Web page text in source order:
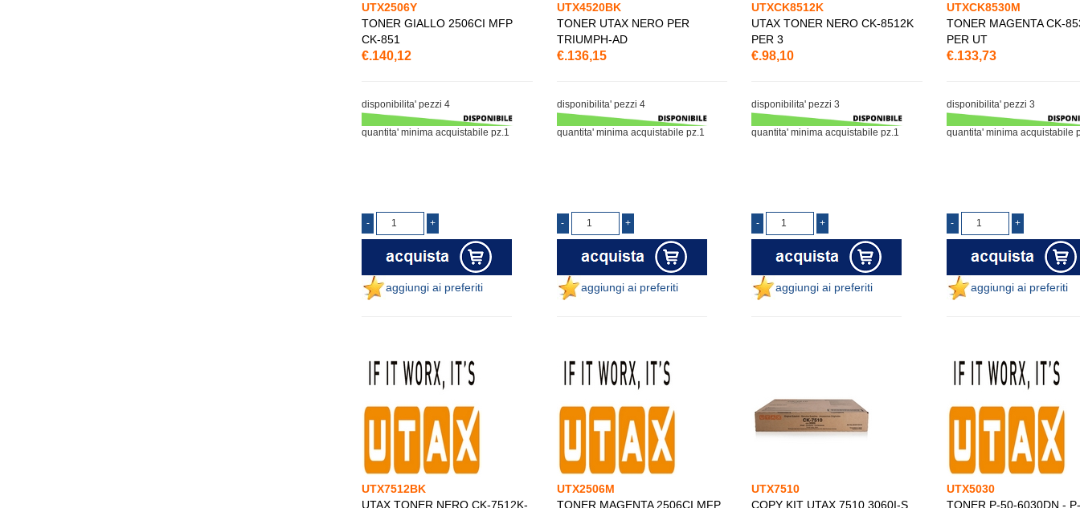
UTX2506Y
TONER GIALLO 2506CI MFP
CK-851
€.140,12
disponibilita' pezzi 4
quantita' minima acquistabile pz.1
aggiungi ai preferiti
UTX4520BK
TONER UTAX NERO PER
TRIUMPH-AD
€.136,15
disponibilita' pezzi 4
quantita' minima acquistabile pz.1
aggiungi ai preferiti
UTXCK8512K
UTAX TONER NERO CK-8512K
PER 3
€.98,10
disponibilita' pezzi 3
quantita' minima acquistabile pz.1
aggiungi ai preferiti
UTXCK8530M
TONER MAGENTA CK-
PER UT
€.133,73
disponibilita' pezzi 3
quantita' minima acquistabile
aggiungi ai preferiti
UTX7512BK
UTAX TONER NERO CK-7512K-
UTX2506M
TONER MAGENTA 2506CI MFP
UTX7510
COPY KIT UTAX 7510 3060I-S
UTX5030
TONER P-50-6030DN -